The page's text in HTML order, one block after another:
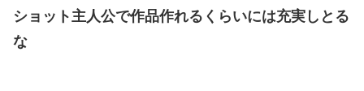
ショット主人公で作品作れるくらいには充実しとる
な